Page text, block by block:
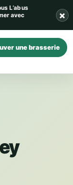
L’abus
avec
×
une brasserie